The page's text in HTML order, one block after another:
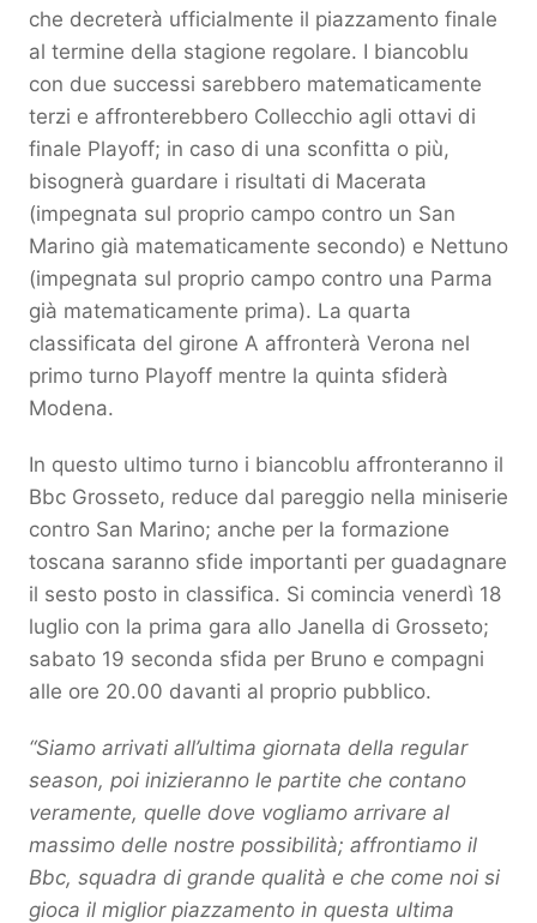
che decreterà ufficialmente il piazzamento finale
al termine della stagione regolare. I biancoblu
con due successi sarebbero matematicamente
terzi e affronterebbero Collecchio agli ottavi di
finale Playoff; in caso di una sconfitta o più,
bisognerà guardare i risultati di Macerata
(impegnata sul proprio campo contro un San
Marino già matematicamente secondo) e Nettuno
(impegnata sul proprio campo contro una Parma
già matematicamente prima). La quarta
classificata del girone A affronterà Verona nel
primo turno Playoff mentre la quinta sfiderà
Modena.
In questo ultimo turno i biancoblu affronteranno il
Bbc Grosseto, reduce dal pareggio nella miniserie
contro San Marino; anche per la formazione
toscana saranno sfide importanti per guadagnare
il sesto posto in classifica. Si comincia venerdì 18
luglio con la prima gara allo Janella di Grosseto;
sabato 19 seconda sfida per Bruno e compagni
alle ore 20.00 davanti al proprio pubblico.
“Siamo arrivati all’ultima giornata della regular
season, poi inizieranno le partite che contano
veramente, quelle dove vogliamo arrivare al
massimo delle nostre possibilità; affrontiamo il
Bbc, squadra di grande qualità e che come noi si
gioca il miglior piazzamento in questa ultima